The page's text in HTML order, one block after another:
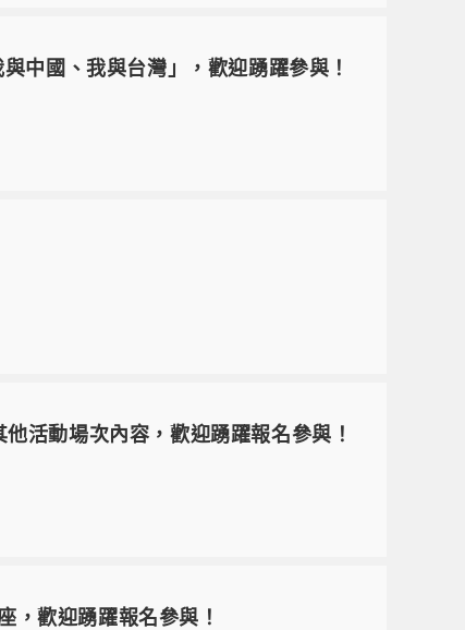
中國、我與台灣」，歡迎踴躍參與！
活動場次內容，歡迎踴躍報名參與！
，歡迎踴躍報名參與！